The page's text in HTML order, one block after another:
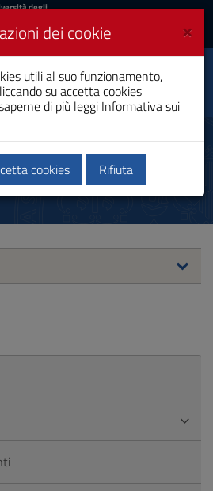
degli
UniCA News
Elettrica,
e
pratiche studenti
×
dei cookie
utili al suo funzionamento,
su accetta cookies
di più leggi Informativa sui
cookies Rifiuta